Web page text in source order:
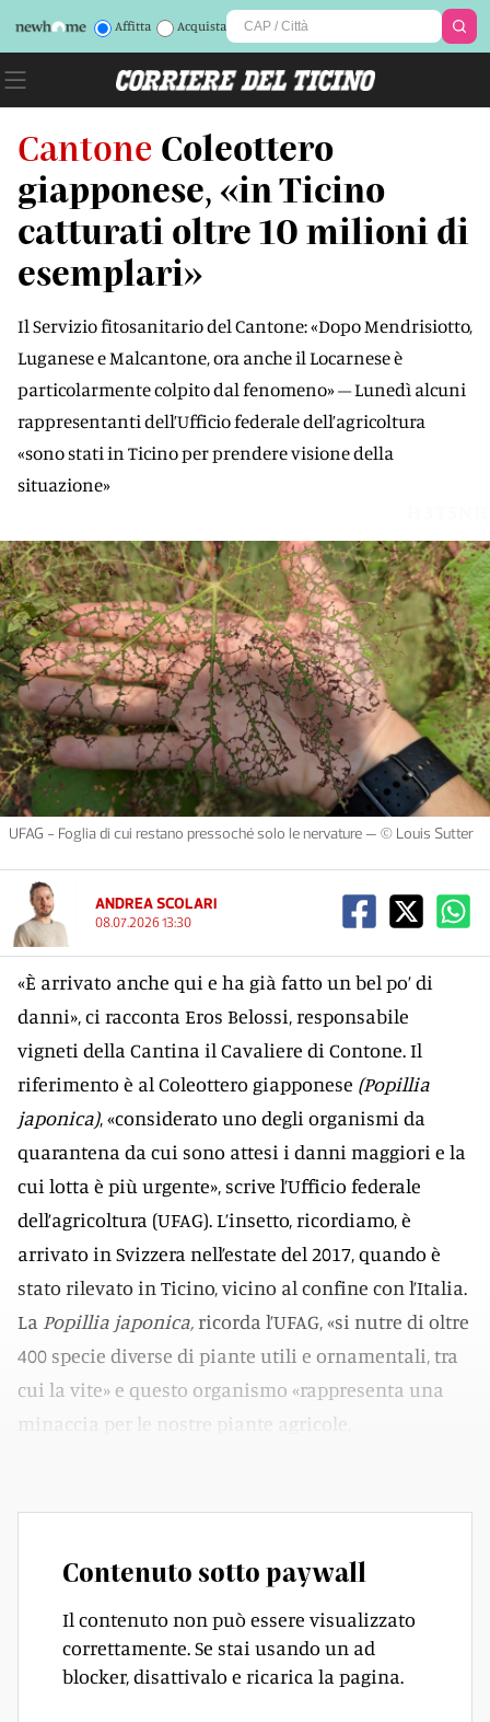
Affitta Acquista
Cantone Coleottero
giapponese, «in Ticino
catturati oltre 10 milioni di
esemplari»
Il Servizio fitosanitario del Cantone: «Dopo Mendrisiotto,
Luganese e Malcantone, ora anche il Locarnese è
particolarmente colpito dal fenomeno» – Lunedì alcuni
rappresentanti dell’Ufficio federale dell’agricoltura
«sono stati in Ticino per prendere visione della
situazione»
UFAG - Foglia di cui restano pressoché solo le nervature — © Louis Sutter
ANDREA SCOLARI
08.07.2026 13:30
«È arrivato anche qui e ha già fatto un bel po’ di
danni», ci racconta Eros Belossi, responsabile
vigneti della Cantina il Cavaliere di Contone. Il
riferimento è al Coleottero giapponese (Popillia
japonica), «considerato uno degli organismi da
quarantena da cui sono attesi i danni maggiori e la
cui lotta è più urgente», scrive l’Ufficio federale
dell’agricoltura (UFAG). L’insetto, ricordiamo, è
arrivato in Svizzera nell’estate del 2017, quando è
stato rilevato in Ticino, vicino al confine con l’Italia.
La Popillia japonica,ricorda l’UFAG, «si nutre di oltre
400 specie diverse di piante utili e ornamentali, tra
cui la vite» e questo organismo «rappresenta una
minaccia per le nostre piante agricole,
Contenuto sotto paywall
Il contenuto non può essere visualizzato
correttamente. Se stai usando un ad
blocker, disattivalo e ricarica la pagina.